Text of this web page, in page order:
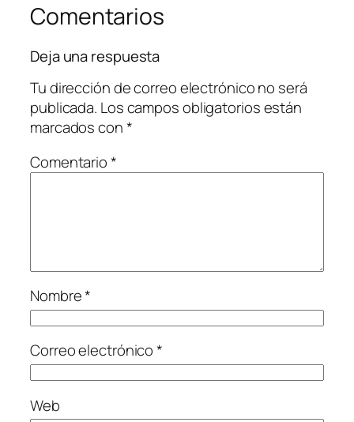
Comentarios
Deja una respuesta
Tu dirección de correo electrónico no será
publicada. Los campos obligatorios están
marcados con*
Comentario*
Nombre*
Correo electrónico*
Web